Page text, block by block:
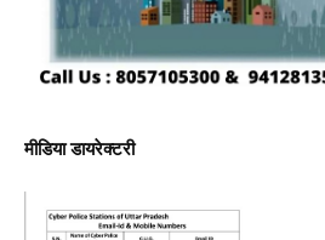
मीडिया डायरेक्टरी